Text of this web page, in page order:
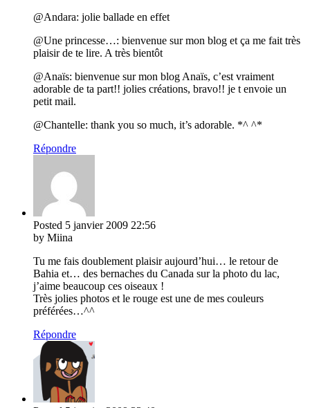
@Andara: jolie ballade en effet
@Une princesse…: bienvenue sur mon blog et ça me fait très
plaisir de te lire. A très bientôt
@Anaïs: bienvenue sur mon blog Anaïs, c’est vraiment
adorable de ta part!! jolies créations, bravo!! je t envoie un
petit mail.
@Chantelle: thank you so much, it’s adorable. *^ ^*
Répondre
Posted 5 janvier 2009 22:56
by Miina
Tu me fais doublement plaisir aujourd’hui… le retour de
Bahia et… des bernaches du Canada sur la photo du lac,
j’aime beaucoup ces oiseaux !
Très jolies photos et le rouge est une de mes couleurs
préférées…^^
Répondre